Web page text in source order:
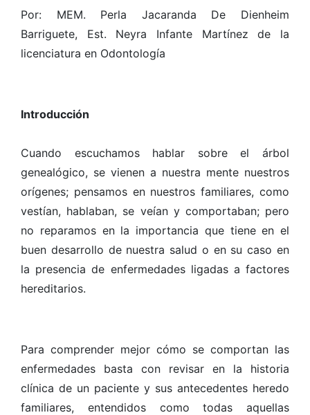
Por: MEM. Perla Jacaranda De Dienheim
Barriguete, Est. Neyra Infante Martínez de la
licenciatura en Odontología
Introducción
Cuando escuchamos hablar sobre el árbol
genealógico, se vienen a nuestra mente nuestros
orígenes; pensamos en nuestros familiares, como
vestían, hablaban, se veían y comportaban; pero
no reparamos en la importancia que tiene en el
buen desarrollo de nuestra salud o en su caso en
la presencia de enfermedades ligadas a factores
hereditarios.
Para comprender mejor cómo se comportan las
enfermedades basta con revisar en la historia
clínica de un paciente y sus antecedentes heredo
familiares, entendidos como todas aquellas